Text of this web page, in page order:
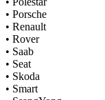
• Porsche
• Renault
• Rover
• Saab
• Seat
• Skoda
• Smart